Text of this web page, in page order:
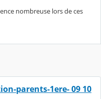
nombreuse lors de ces
parents-1ere- 09 10